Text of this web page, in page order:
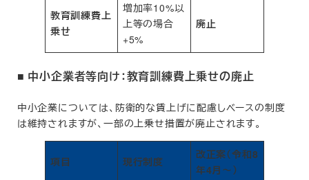
教育訓練費上
乗せ
増加率10%以
上等の場合
+5%
廃止
■ 中小企業者等向け：教育訓練費上乗せの廃止
中小企業については、防衛的な賃上げに配慮しベースの制度
は維持されますが、一部の上乗せ措置が廃止されます。
項目 現行制度
改正案（令和8
年4月～）